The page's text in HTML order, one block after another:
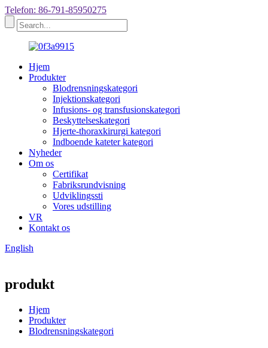
Telefon: 86-791-85950275
Hjem
Produkter
Blodrensningskategori
Injektionskategori
Infusions- og transfusionskategori
Beskyttelseskategori
Hjerte-thoraxkirurgi kategori
Indboende kateter kategori
Nyheder
Om os
Certifikat
Fabriksrundvisning
Udviklingssti
Vores udstilling
VR
Kontakt os
English
produkt
Hjem
Produkter
Blodrensningskategori